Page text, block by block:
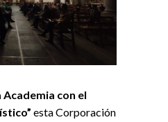
Academia con el
esta Corporación